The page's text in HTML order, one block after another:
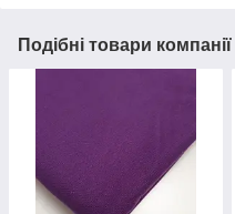
Подібні товари компанії